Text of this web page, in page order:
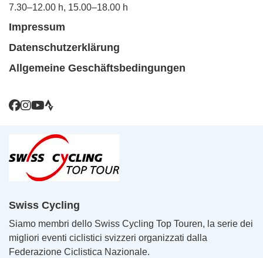
7.30–12.00 h, 15.00–18.00 h
Impressum
Datenschutzerklärung
Allgemeine Geschäftsbedingungen
Swiss Cycling
Siamo membri dello Swiss Cycling Top Touren, la serie dei
migliori eventi ciclistici svizzeri organizzati dalla
Federazione Ciclistica Nazionale.